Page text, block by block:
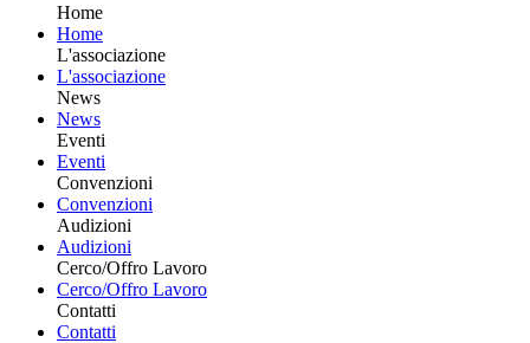
Home
Home
L'associazione
L'associazione
News
News
Eventi
Eventi
Convenzioni
Convenzioni
Audizioni
Audizioni
Cerco/Offro Lavoro
Cerco/Offro Lavoro
Contatti
Contatti